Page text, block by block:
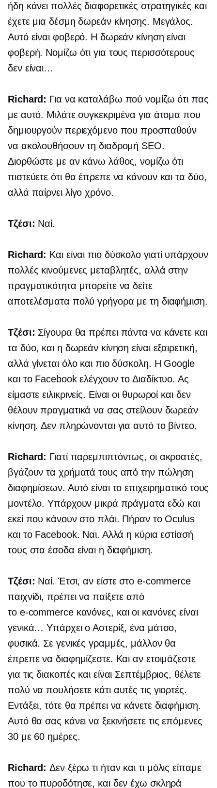
ήδη κάνει πολλές διαφορετικές στρατηγικές και
έχετε μια δέσμη δωρεάν κίνησης. Μεγάλος.
Αυτό είναι φοβερό. Η δωρεάν κίνηση είναι
φοβερή. Νομίζω ότι για τους περισσότερους
δεν είναι…
Richard: Για να καταλάβω πού νομίζω ότι πας
με αυτό. Μιλάτε συγκεκριμένα για άτομα που
δημιουργούν περιεχόμενο που προσπαθούν
να ακολουθήσουν τη διαδρομή SEO.
Διορθώστε με αν κάνω λάθος, νομίζω ότι
πιστεύετε ότι θα έπρεπε να κάνουν και τα δύο,
αλλά παίρνει λίγο χρόνο.
Τζέσι: Ναί.
Richard: Και είναι πιο δύσκολο γιατί υπάρχουν
πολλές κινούμενες μεταβλητές, αλλά στην
πραγματικότητα μπορείτε να δείτε
αποτελέσματα πολύ γρήγορα με τη διαφήμιση.
Τζέσι: Σίγουρα θα πρέπει πάντα να κάνετε και
τα δύο, και η δωρεάν κίνηση είναι εξαιρετική,
αλλά γίνεται όλο και πιο δύσκολη. Η Google
και το Facebook ελέγχουν το Διαδίκτυο. Ας
είμαστε ειλικρινείς. Είναι οι θυρωροί και δεν
θέλουν πραγματικά να σας στείλουν δωρεάν
κίνηση. Δεν πληρώνονται για αυτό το βίντεο.
Richard: Γιατί παρεμπιπτόντως, οι ακροατές,
βγάζουν τα χρήματά τους από την πώληση
διαφημίσεων. Αυτό είναι το επιχειρηματικό τους
μοντέλο. Υπάρχουν μικρά πράγματα εδώ και
εκεί που κάνουν στο πλάι. Πήραν το Oculus
και το Facebook. Ναι. Αλλά η κύρια εστίασή
τους στα έσοδα είναι η διαφήμιση.
Τζέσι: Ναί. Έτσι, αν είστε στο e-commerce
παιχνίδι, πρέπει να παίξετε από
το e-commerceκανόνες, και οι κανόνες είναι
γενικά… Υπάρχει ο Αστερίξ, ένα μάτσο,
φυσικά. Σε γενικές γραμμές, μάλλον θα
έπρεπε να διαφημίζεστε. Και αν ετοιμάζεστε
για τις διακοπές και είναι Σεπτέμβριος, θέλετε
πολύ να πουλήσετε κάτι αυτές τις γιορτές.
Εντάξει, τότε θα πρέπει να κάνετε διαφήμιση.
Αυτό θα σας κάνει να ξεκινήσετε τις επόμενες
30 με 60 ημέρες.
Richard: Δεν ξέρω τι ήταν και τι μόλις είπαμε
που το πυροδότησε, και δεν έχω σκληρά